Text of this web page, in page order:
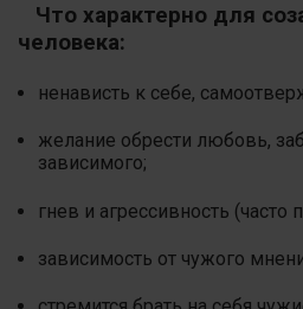
Что характерно для
человека:
ненависть к себе,
желание обрести любовь,
зависимого;
гнев и агрессивность (часто
зависимость от чужого